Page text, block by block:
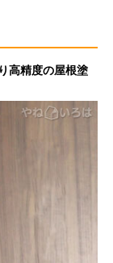
高精度の屋根塗